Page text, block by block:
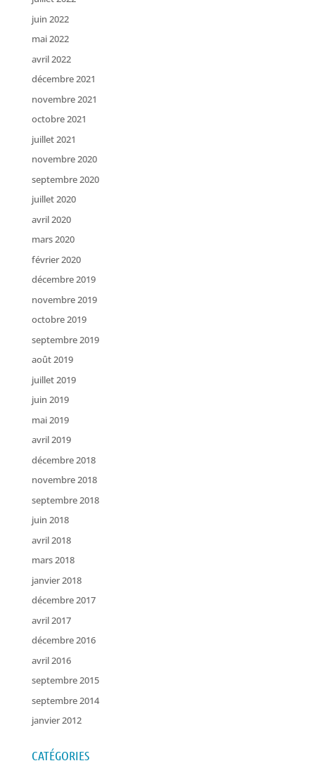
juin 2022
mai 2022
avril 2022
décembre 2021
novembre 2021
octobre 2021
juillet 2021
novembre 2020
septembre 2020
juillet 2020
avril 2020
mars 2020
février 2020
décembre 2019
novembre 2019
octobre 2019
septembre 2019
août 2019
juillet 2019
juin 2019
mai 2019
avril 2019
décembre 2018
novembre 2018
septembre 2018
juin 2018
avril 2018
mars 2018
janvier 2018
décembre 2017
avril 2017
décembre 2016
avril 2016
septembre 2015
septembre 2014
janvier 2012
CATÉGORIES